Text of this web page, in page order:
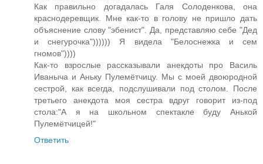
Как правильно догадалась Галя Солоденкова, она
краснодеревщик. Мне как-то в голову не пришло дать
объяснение слову "эбенист". Да, представляю себе "Дед
и снегурочка")))))) Я видела "Белоснежка и сем
гномов"))))
Как-то взрослые рассказывали анекдоты про Василь
Иваныча и Аньку Пулемётчицу. Мы с моей двоюродной
сестрой, как всегда, подслушивали под столом. После
третьего анекдота моя сестра вдруг говорит из-под
стола:"А я на школьном спектакле буду Анькой
Пулемётчицей!"
Ответить